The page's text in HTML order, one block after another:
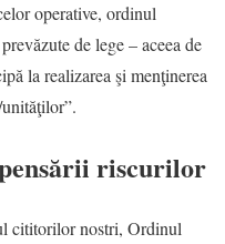
operative, ordinul
de lege – aceea de
la realizarea şi menţinerea
riscurilor
cititorilor nostri, Ordinul